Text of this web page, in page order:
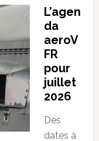
L’agen
da
aeroV
FR
pour
juillet
2026
Des
dates à